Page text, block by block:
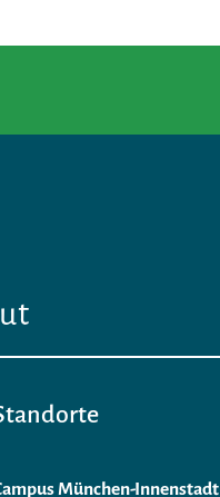
München-Innenstadt